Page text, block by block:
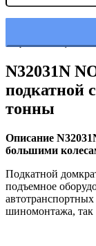
Отправляя заявку, Вы
N32031N
подкатной
тонны
Описание
большими
Подкатной
подъемное
шиномонтажа, так